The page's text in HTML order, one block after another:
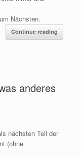
Nächsten.
Continue reading
anderes
nächsten Teil der
(ohne